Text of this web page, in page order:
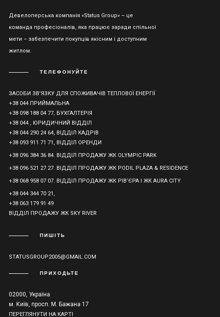
Девелоперська компанія «Status Group» – це
команда професіоналів, яка працює заради спільної
мети – забезпечити покупців якісним і доступним
житлом.
ТЕЛЕФОНУЙТЕ
ЗАСОБИ ЗВ'ЯЗКУ ДЛЯ СПОЖИВАЧІВ ТЕПЛОВОЇ ЕНЕРГІЇ
+38 044 ПРИЙМАЛЬНА
+38 098 188 04 77, БУХГАЛТЕРІЯ
+38 044 , ЮРИДИЧНИЙ ВІДДІЛ
+38 044 290 24 64, ВІДДІЛ КАДРІВ
+38 093 911 71 71, ВІДДІЛ ОРЕНДИ
+38 096 384 36 84. ВІДДІЛ ПРОДАЖУ ЖК OLYMPIC PARK
+38 096 521 27 27. ВІДДІЛ ПРОДАЖУ ЖК PODIL PLAZA & RESIDENCE
+38 068 958 07 07. ВІДДІЛ ПРОДАЖУ ЖК РІВ’ЄРА І ЖК AURA CITY
+38 044 344 70 21,
+38 063 179 91 49
ВІДДІЛ ПРОДАЖУ ЖК SKY RIVER
ПИШІТЬ
STATUSGROUP2005@GMAIL.COM
ПРИХОДЬТЕ
02000, Україна
м. Київ, просп. М. Бажана 17
ПЕРЕГЛЯНУТИ НА КАРТІ